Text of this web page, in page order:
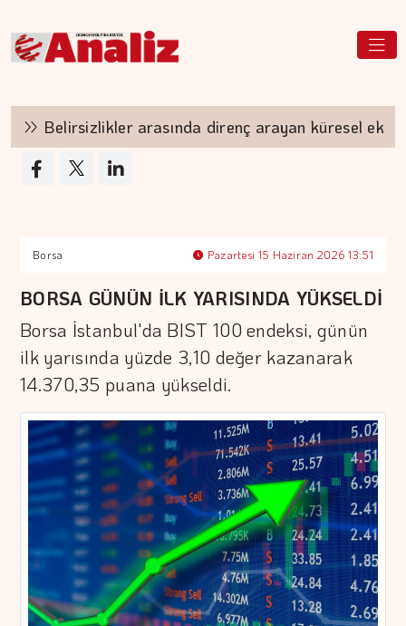
Belirsizlikler arasında direnç arayan küresel ekonomi
Borsa Pazartesi 15 Haziran 2026 13:51
BORSA GÜNÜN İLK YARISINDA YÜKSELDİ
Borsa İstanbul'da BIST 100 endeksi, günün
ilk yarısında yüzde 3,10 değer kazanarak
14.370,35 puana yükseldi.